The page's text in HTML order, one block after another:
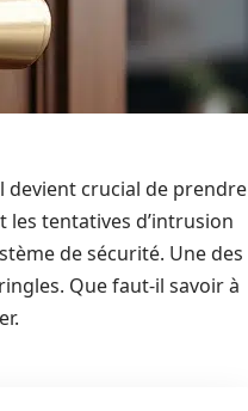
devient crucial de prendre
tentatives d’intrusion
de sécurité. Une des
Que faut-il savoir à